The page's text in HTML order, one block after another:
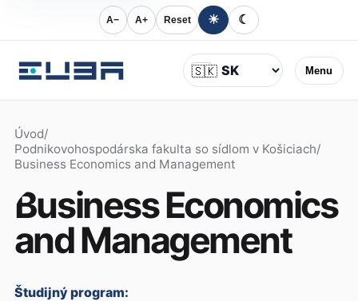
A− A+ Reset ☀ ☾
Menu
Jazyk
🇸🇰
Úvod/
Podnikovohospodárska fakulta so sídlom v Košiciach/
Business Economics and Management
Business Economics
and Management
Študijný program: